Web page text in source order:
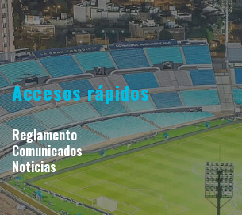
Accesos rápidos
Reglamento
Comunicados
Noticias